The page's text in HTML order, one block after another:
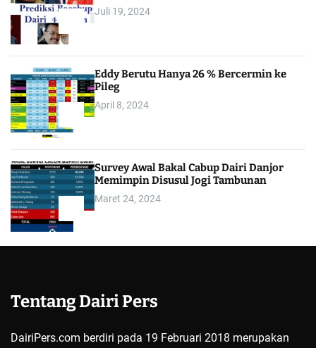
Juli 19, 2024
Eddy Berutu Hanya 26 % Bercermin ke
Pileg
April 8, 2024
Survey Awal Bakal Cabup Dairi Danjor
Memimpin Disusul Jogi Tambunan
Maret 24, 2024
Tentang Dairi Pers
DairiPers.com berdiri pada 19 Februari 2018 merupakan